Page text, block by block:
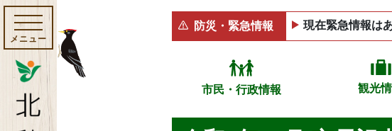
メニュー
防災・緊急情報 現在緊急情報は
市民・行政情報 観光